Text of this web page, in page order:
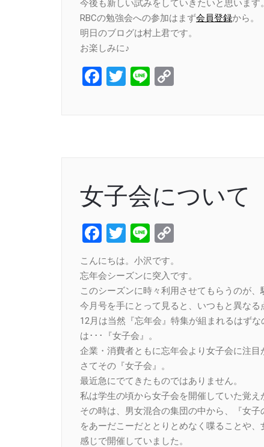
今後も新しい試みをしていきたいと思います。
RBCの勉強会への参加はまず会員登録から。
明日のブログは村上君です。
お楽しみに♪
Facebook
Twitter
Line
女子会について
Facebook
Twitter
Line
こんにちは。小沢です。
忘年会シーズンに突入です。
このシーズンに時々利用させてもらうのが
今月号を手にとって見ると、いつもと異なる
12月は当然『忘年会』特集が組まれるはず
は･･･『女子会』。
企業・消費者ともに忘年会より女子会に注目
さてその『女子会』。
最近急にでてきたものではありません。
私は学生の頃から女子会を開催していた覚え
その時は、男女混合の集団の中から、『女
をあーだこーだととりとめなく喋ることや
感じで開催していました。